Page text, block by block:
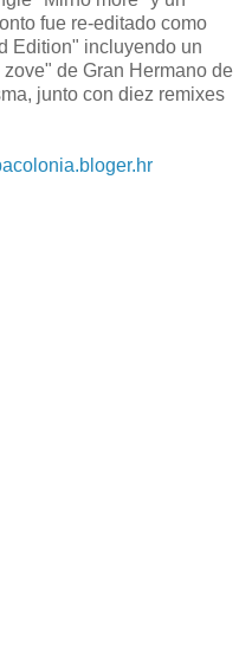
fue re-editado como
Edition" incluyendo un
de Gran Hermano de
junto con diez remixes